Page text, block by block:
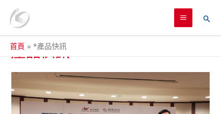
MAIN
MENU
搜
尋
首頁 *產品快訊
*產品快訊
群
益
期